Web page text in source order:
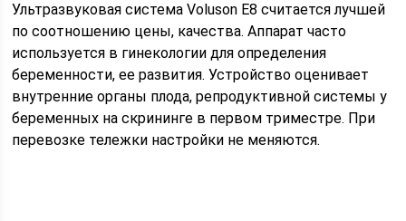
Ультразвуковая система Voluson E8 считается лучшей
по соотношению цены, качества. Аппарат часто
используется в гинекологии для определения
беременности, ее развития. Устройство оценивает
внутренние органы плода, репродуктивной системы у
беременных на скрининге в первом триместре. При
перевозке тележки настройки не меняются.